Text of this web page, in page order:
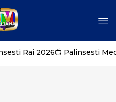
Rai 2026📺 Palinsesti